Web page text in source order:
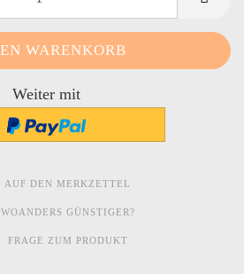
Weiter mit
AUF DEN MERKZETTEL
WOANDERS GÜNSTIGER?
FRAGE ZUM PRODUKT